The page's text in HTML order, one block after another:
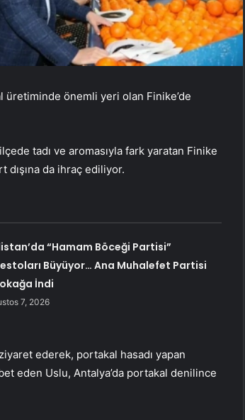
önemli yeri olan Finike’de
tadı ve aromasıyla fark yaratan Finike
da ihraç ediliyor.
“Hamam Böceği Partisi”
Büyüyor… Ana Muhalefet Partisi
İndi
7, 2026
ederek, portakal hasadı yapan
eden Uslu, Antalya’da portakal denilince